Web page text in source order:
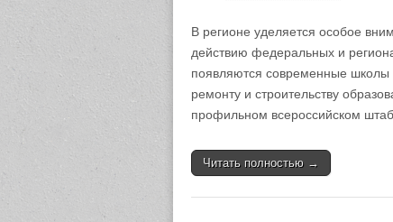
В регионе уделяется особое
действию федеральных и
появляются современные школы
ремонту и строительству
профильном всероссийском
Читать полностью →